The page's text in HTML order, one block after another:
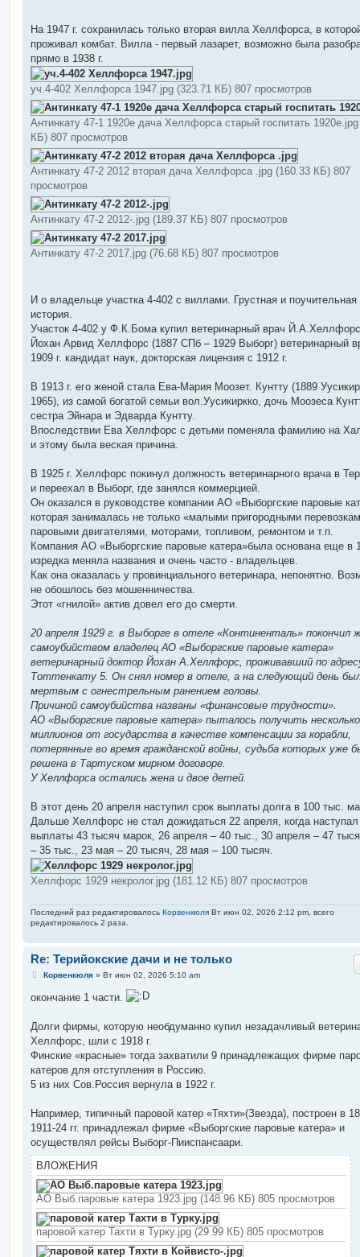
На 1947 г. сохранилась только вторая вилла Хеллфорса, в
проживал комбат. Вилла - первый лазарет, возможно была
прямо в 1938 г.
уч.4-402 Хеллфорса 1947.jpg (323.71 КБ) 807 просмотров
Антинкату 47-1 1920е дача Хеллфорса старый госпитать
КБ) 807 просмотров
Антинкату 47-2 2012 вторая дача Хеллфорса .jpg (160.33 КБ) 807
просмотров
Антинкату 47-2 2012-.jpg (189.37 КБ) 807 просмотров
Антинкату 47-2 2017.jpg (76.68 КБ) 807 просмотров
И о владельце участка 4-402 с виллами. Грустная и поучительная
история.
Участок 4-402 у Ф.К.Бома купил ветеринарный врач
Йохан Арвид Хеллфорс (1887 СПб – 1929 Выборг) ветеринарный
1909 г. кандидат наук, докторская лицензия с 1912 г.
В 1913 г. его женой стала Ева-Мария Моозет. Кунтту (1889
1965), из самой богатой семьи вол.Уусикиркко, дочь Моозеса
сестра Эйнара и Эдварда Кунтту.
Впоследствии Ева Хеллфорс с детьми поменяла фамилию на
и этому была веская причина.
В 1925 г. Хеллфорс покинул должность ветеринарного врача в
и переехал в Выборг, где занялся коммерцией.
Он оказался в руководстве компании АО «Выборгские паровые
которая занималась не только «малыми пригородными
паровыми двигателями, моторами, топливом, ремонтом и т.п.
Компания АО «Выборгские паровые катера»была основана еще в
изредка меняла названия и очень часто - владельцев.
Как она оказалась у провинциального ветеринара, непонятно.
не обошлось без мошенничества.
Этот «гнилой» актив довел его до смерти.
20 апреля 1929 г. в Выборге в отеле «Континенталь» покончил
самоубийством владелец АО «Выборгские паровые катера»
ветеринарный доктор Йохан А.Хеллфорс, проживавший по
Тоттенкату 5. Он снял номер в отеле, а на следующий день
мертвым с огнестрельным ранением головы.
Причиной самоубийства названы «финансовые трудности».
АО «Выборгские паровые катера» пыталось получить несколько
миллионов от государства в качестве компенсации за корабли,
потерянные во время гражданской войны, судьба которых уже
решена в Тартуском мирном договоре.
У Хеллфорса остались жена и двое детей.
В этот день 20 апреля наступил срок выплаты долга в 100 тыс.
Дальше Хеллфорс не стал дожидаться 22 апреля, когда наступал
выплаты 43 тысяч марок, 26 апреля – 40 тыс., 30 апреля – 47
– 35 тыс., 23 мая – 20 тысяч, 28 мая – 100 тысяч.
Хеллфорс 1929 некролог.jpg (181.12 КБ) 807 просмотров
Последний раз редактировалось Корвенкюля Вт июн 02, 2026 2:12 pm, всего
редактировалось 2 раза.
Re: Терийокские дачи и не только
С
б
н
и
Корвенкюля» Вт июн 02, 2026 5:10 am
окончание 1 части.
Долги фирмы, которую необдуманно купил незадачливый
Хеллфорс, шли с 1918 г.
Финские «красные» тогда захватили 9 принадлежащих фирме
катеров для отступления в Россию.
5 из них Сов.Россия вернула в 1922 г.
Например, типичный паровой катер «Тяхти»(Звезда), построен в
1911-24 гг. принадлежал фирме «Выборгские паровые катера» и
осуществлял рейсы Выборг-Пииспансаари.
ВЛОЖЕНИЯ
АО Выб.паровые катера 1923.jpg (148.96 КБ) 805 просмотров
паровой катер Тахти в Турку.jpg (29.99 КБ) 805 просмотров